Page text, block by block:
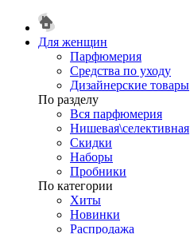
Для женщин
Парфюмерия
Средства по уходу
Дизайнерские товары
По разделу
Вся парфюмерия
Нишевая\селективная
Скидки
Наборы
Пробники
По категории
Хиты
Новинки
Распродажа